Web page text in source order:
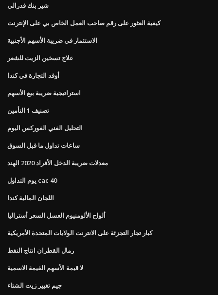
شير بنك فدرالي
كيفية العثور على رقم صاحب العمل الخاص بي على الإنترنت
الاستثمار في ضريبة الأسهم الأجنبية
علاج تسخين الزيت للشعر
أوقد التجارة في كندا
استراتيجية ضريبة بيع الأسهم
تصنيف 1 التأمين
التحليل الفني الفوركس اليوم
ساعات تداول ما قبل السوق
معدلات ضريبة الدخل الأفراد 2020 الهند
يوم التداول cac 40
اللجان المالية كندا
ألواح الألومنيوم العسل السعر أستراليا
كبار تجار التجزئة على الانترنت الولايات المتحدة الأمريكية
رمال القطران انتاج النفط
لا قيمة الأسهم القيمة الاسمية
جيم تغيير زيت الشتاء